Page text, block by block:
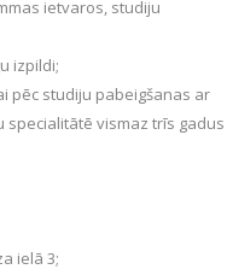
ietvaros, studiju
izpildi;
pēc studiju pabeigšanas ar
vismaz trīs gadus
ielā 3;